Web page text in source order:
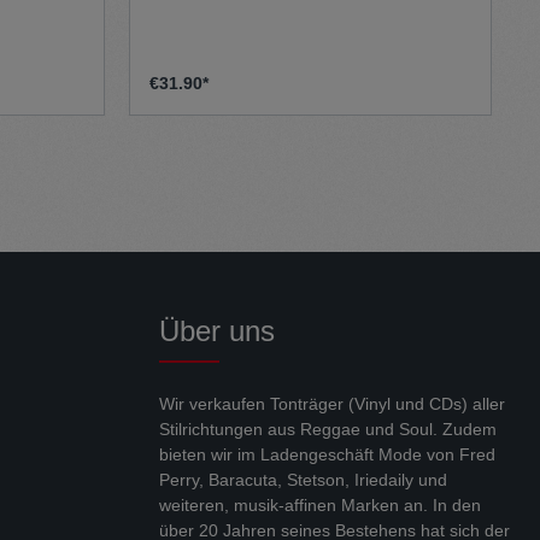
Grooves. Mit einer Mischung aus Reggae,
etablierte sich die Band international und
€31.90*
Über uns
Wir verkaufen Tonträger (Vinyl und CDs) aller
Stilrichtungen aus Reggae und Soul. Zudem
bieten wir im Ladengeschäft Mode von Fred
Perry, Baracuta, Stetson, Iriedaily und
weiteren, musik-affinen Marken an. In den
über 20 Jahren seines Bestehens hat sich der